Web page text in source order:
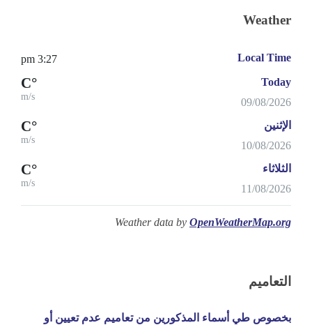
Weather
Local Time
3:27 pm
Today
09/08/2026
°C
m/s
الإثنين
10/08/2026
°C
m/s
الثلاثاء
11/08/2026
°C
m/s
Weather data by OpenWeatherMap.org
التعاميم
بخصوص طي أسماء المذكورين من تعاميم عدم تعيين أو